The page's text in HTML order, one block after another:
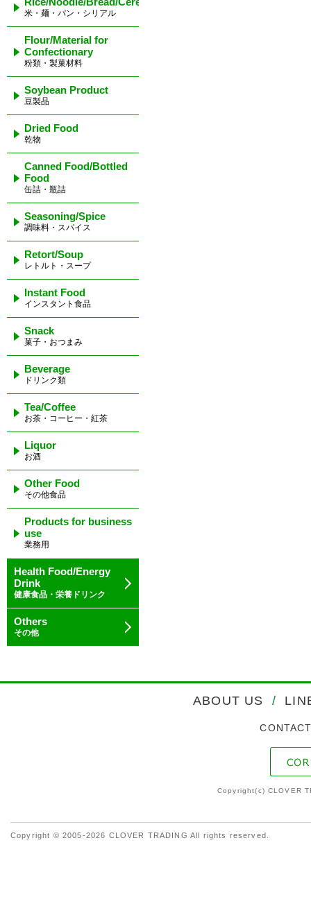
米・麺・パン・シリアル
Flour/Material for
Confectionary
粉類・製菓材料
Soybean Product
豆製品
Dried Food
乾物
Canned Food/Bottled
Food
缶詰・瓶詰
Seasoning/Spice
調味料・スパイス
Retort/Soup
レトルト・スープ
Instant Food
インスタント食品
Snack
菓子・おつまみ
Beverage
ドリンク類
Tea/Coffee
お茶・コーヒー・紅茶
Liquor
お酒
Other Food
その他食品
Products for business
use
業務用
Health Food/Energy
Drink
健康食品・栄養ドリンク
Others
その他
ABOUT US /
Copyright(c) CLOVER
Copyright © 2005-2026 CLOVER TRADING All rights reserved.